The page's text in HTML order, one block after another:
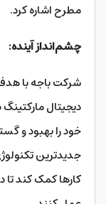
مطرح اشاره کرد.
چشم‌انداز آینده:
شرکت باجه با
دیجیتال
خود را بهبود و
جدیدترین
کارها کمک کند تا